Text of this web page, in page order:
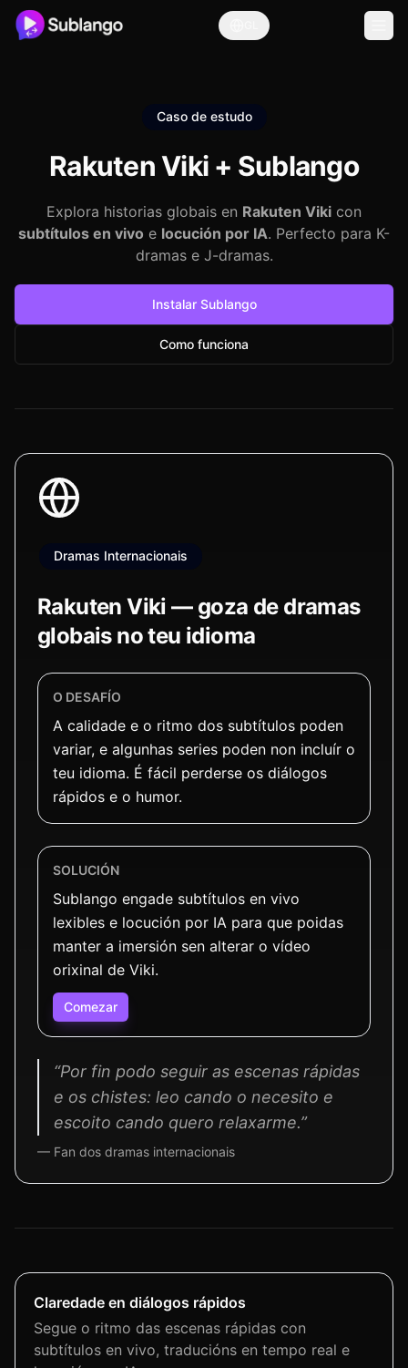
Caso de estudo
Rakuten Viki + Sublango
Explora historias globais en Rakuten Viki con
subtítulos en vivo e locución por IA. Perfecto para K-
dramas e J-dramas.
Instalar Sublango
Como funciona
Dramas Internacionais
Rakuten Viki — goza de dramas
globais no teu idioma
O DESAFÍO
A calidade e o ritmo dos subtítulos poden
variar, e algunhas series poden non incluír o
teu idioma. É fácil perderse os diálogos
rápidos e o humor.
SOLUCIÓN
Sublango engade subtítulos en vivo
lexibles e locución por IA para que poidas
manter a imersión sen alterar o vídeo
orixinal de Viki.
Comezar
“Por fin podo seguir as escenas rápidas
e os chistes: leo cando o necesito e
escoito cando quero relaxarme.”
— Fan dos dramas internacionais
Claredade en diálogos rápidos
Segue o ritmo das escenas rápidas con
subtítulos en vivo, traducións en tempo real e